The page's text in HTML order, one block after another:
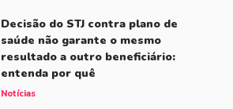
Decisão do STJ contra plano de
saúde não garante o mesmo
resultado a outro beneficiário:
entenda por quê
Notícias